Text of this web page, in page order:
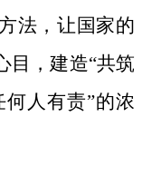
法，让国家的
目，建造“共筑
人有责”的浓